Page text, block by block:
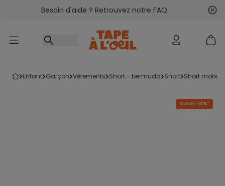
Accéder au contenu
Besoin d'aide ? Retrouvez notre FAQ
enfant garçon vêtements short - bermuda short short
Outlet -50%*